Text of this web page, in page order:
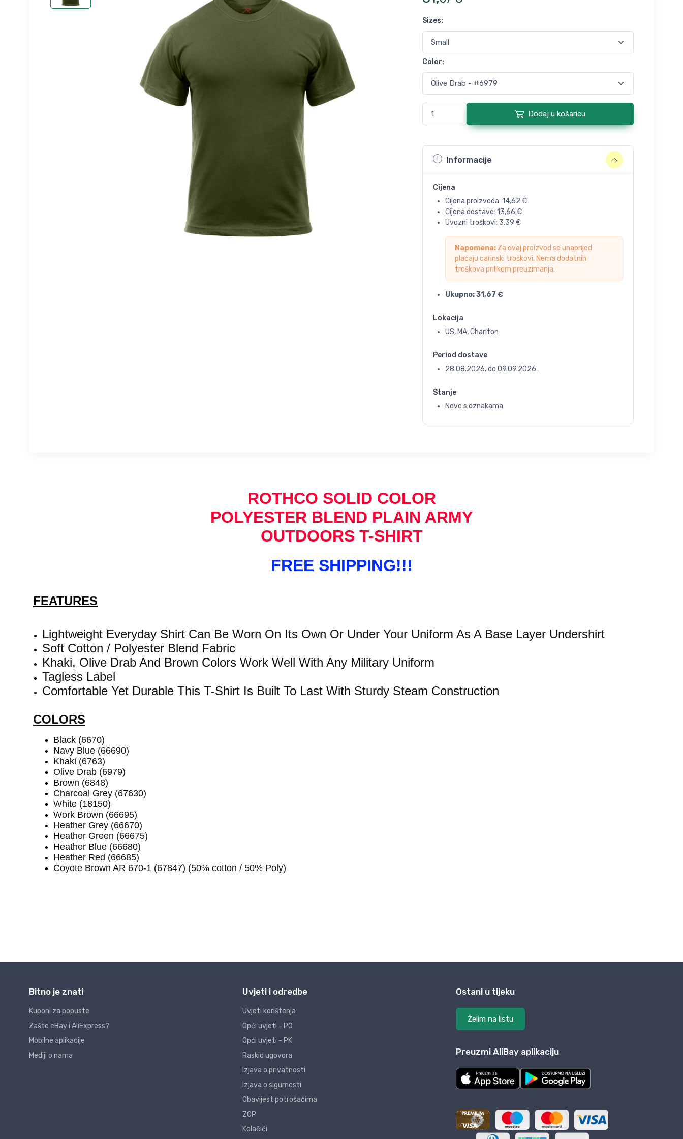
Sizes:
Color:
Dodaj u košaricu
Informacije
Cijena
Cijena proizvoda: 14,62 €
Cijena dostave: 13,66 €
Uvozni troškovi: 3,39 €
Napomena:Za ovaj proizvod se unaprijed
plaćaju carinski troškovi. Nema dodatnih
troškova prilikom preuzimanja.
Ukupno:31,67 €
Lokacija
US, MA, Charlton
Period dostave
28.08.2026. do 09.09.2026.
Stanje
Novo s oznakama
Bitno je znati
Kuponi za popuste
Zašto eBay i AliExpress?
Mobilne aplikacije
Mediji o nama
Uvjeti i odredbe
Uvjeti korištenja
Opći uvjeti - PO
Opći uvjeti - PK
Raskid ugovora
Izjava o privatnosti
Izjava o sigurnosti
Obavijest potrošačima
ZOP
Kolačići
Ostani u tijeku
Želim na listu
Preuzmi AliBay aplikaciju